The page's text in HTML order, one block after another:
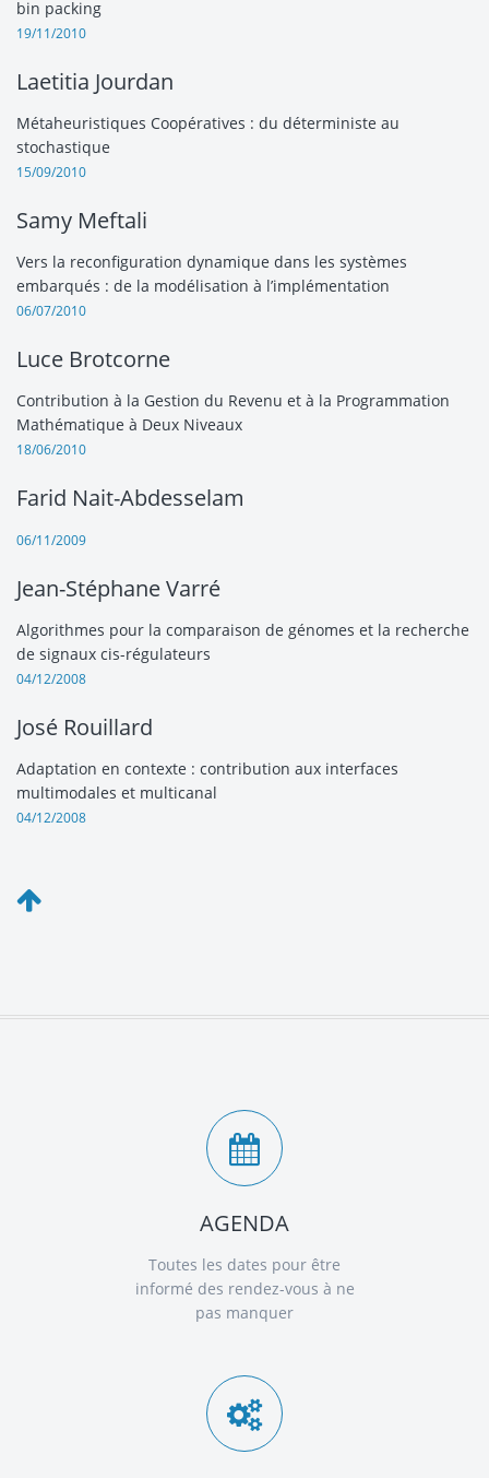
bin packing
19/11/2010
Laetitia Jourdan
Métaheuristiques Coopératives : du déterministe au
stochastique
15/09/2010
Samy Meftali
Vers la reconfiguration dynamique dans les systèmes
embarqués : de la modélisation à l’implémentation
06/07/2010
Luce Brotcorne
Contribution à la Gestion du Revenu et à la Programmation
Mathématique à Deux Niveaux
18/06/2010
Farid Nait-Abdesselam
06/11/2009
Jean-Stéphane Varré
Algorithmes pour la comparaison de génomes et la recherche
de signaux cis-régulateurs
04/12/2008
José Rouillard
Adaptation en contexte : contribution aux interfaces
multimodales et multicanal
04/12/2008
AGENDA
Toutes les dates pour être
informé des rendez-vous à ne
pas manquer